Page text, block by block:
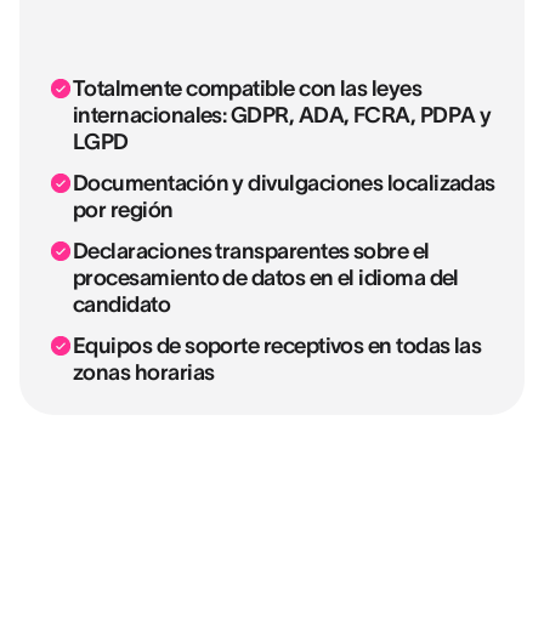
Totalmente compatible con las leyes
internacionales: GDPR, ADA, FCRA, PDPA y
LGPD
Documentación y divulgaciones localizadas
por región
Declaraciones transparentes sobre el
procesamiento de datos en el idioma del
candidato
Equipos de soporte receptivos en todas las
zonas horarias